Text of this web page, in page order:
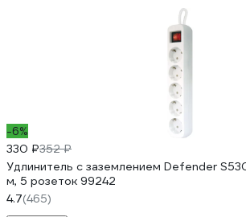
-6%
330 ₽352 ₽
Удлинитель с заземлением Defender
м, 5 розеток 99242
4.7(465)